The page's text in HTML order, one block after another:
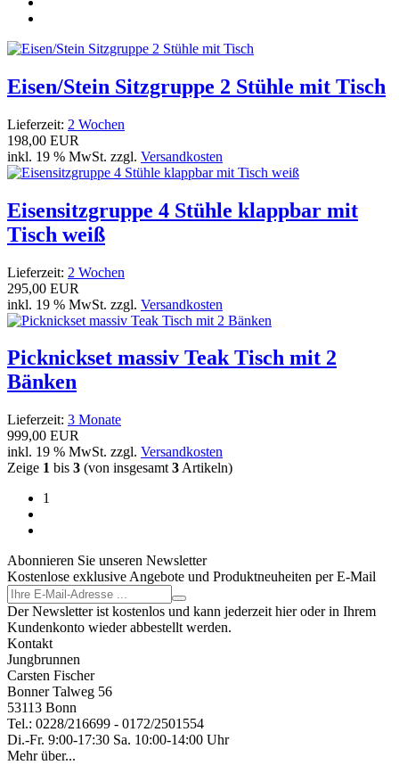
Eisen/Stein Sitzgruppe 2 Stühle mit Tisch
Lieferzeit: 2 Wochen
198,00 EUR
inkl. 19 % MwSt. zzgl. Versandkosten
Eisensitzgruppe 4 Stühle klappbar mit
Tisch weiß
Lieferzeit: 2 Wochen
295,00 EUR
inkl. 19 % MwSt. zzgl. Versandkosten
Picknickset massiv Teak Tisch mit 2
Bänken
Lieferzeit: 3 Monate
999,00 EUR
inkl. 19 % MwSt. zzgl. Versandkosten
Zeige 1 bis 3 (von insgesamt 3 Artikeln)
1
Abonnieren Sie unseren Newsletter
Kostenlose exklusive Angebote und Produktneuheiten per E-Mail
Der Newsletter ist kostenlos und kann jederzeit hier oder in Ihrem
Kundenkonto wieder abbestellt werden.
Kontakt
Jungbrunnen
Carsten Fischer
Bonner Talweg 56
53113 Bonn
Tel.: 0228/216699 - 0172/2501554
Di.-Fr. 9:00-17:30 Sa. 10:00-14:00 Uhr
Mehr über...